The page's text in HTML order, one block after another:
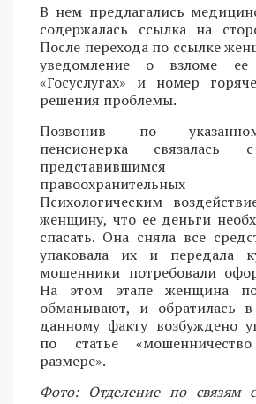
В нем предлагались
содержалась ссылка на
После перехода по ссылке
уведомление о взломе ее
«Госуслугах» и номер
решения проблемы.
Позвонив по
пенсионерка связалась
представившимся
Психологическим
женщину, что ее деньги
спасать. Она сняла все
упаковала их и передала
мошенники потребовали
На этом этапе женщина
обманывают, и обратилась
данному факту возбуждено
по статье
размере».
Фото: Отделение по